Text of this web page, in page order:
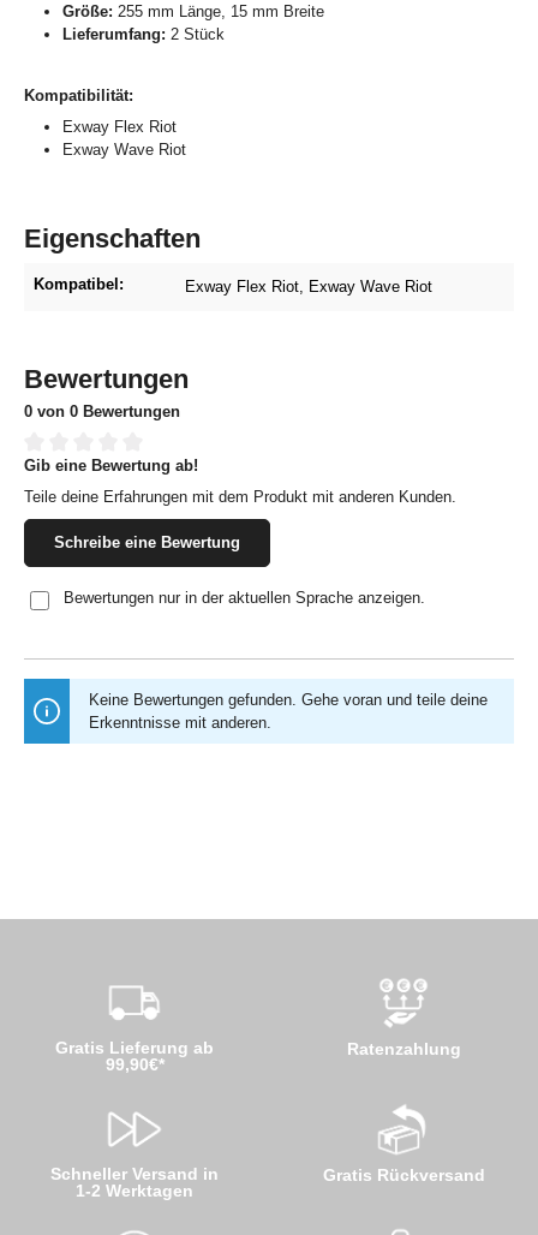
Größe: 255 mm Länge, 15 mm Breite
Lieferumfang: 2 Stück
Kompatibilität:
Exway Flex Riot
Exway Wave Riot
Eigenschaften
Kompatibel: Exway Flex Riot, Exway Wave Riot
Bewertungen
0 von 0 Bewertungen
Durchschnittliche Bewertung von 0 von 5 Sternen
Gib eine Bewertung ab!
Teile deine Erfahrungen mit dem Produkt mit anderen Kunden.
Schreibe eine Bewertung
Bewertungen nur in der aktuellen Sprache anzeigen.
Keine Bewertungen gefunden. Gehe voran und teile deine
Erkenntnisse mit anderen.
Gratis Lieferung ab
99,90€*
Schneller Versand in
1-2 Werktagen
Ratenzahlung
Gratis Rückversand